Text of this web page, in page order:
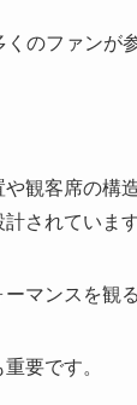
のファンが
観客席の構
されています
マンスを観
要です。